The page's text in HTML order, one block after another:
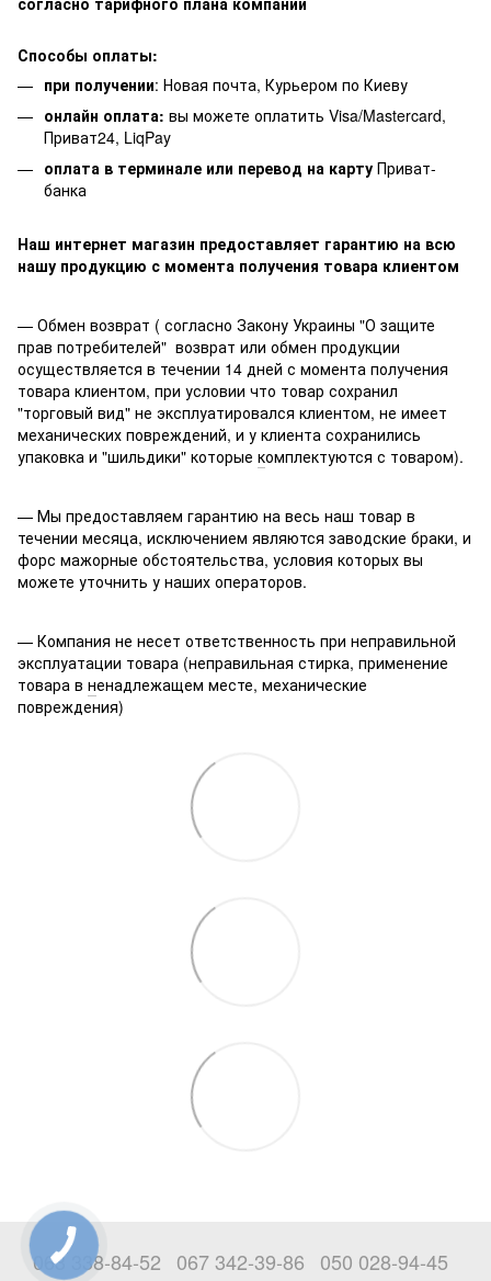
Способы оплаты:
при получении: Новая почта, Курьером по Киеву
онлайн оплата: вы можете оплатить Visa/Mastercard,
Приват24, LiqPay
оплата в терминале или перевод на карту Приват-
банка
Наш интернет магазин предоставляет гарантию на всю
нашу продукцию с момента получения товара клиентом
— Обмен возврат ( согласно Закону Украины "О защите
прав потребителей" возврат или обмен продукции
осуществляется в течении 14 дней с момента получения
товара клиентом, при условии что товар сохранил
"торговый вид" не эксплуатировался клиентом, не имеет
механических повреждений, и у клиента сохранились
упаковка и "шильдики" которые комплектуются с товаром).
— Мы предоставляем гарантию на весь наш товар в
течении месяца, исключением являются заводские браки, и
форс мажорные обстоятельства, условия которых вы
можете уточнить у наших операторов.
— Компания не несет ответственность при неправильной
эксплуатации товара (неправильная стирка, применение
товара в ненадлежащем месте, механические
повреждения)
063 338-84-52 067 342-39-86 050 028-94-45